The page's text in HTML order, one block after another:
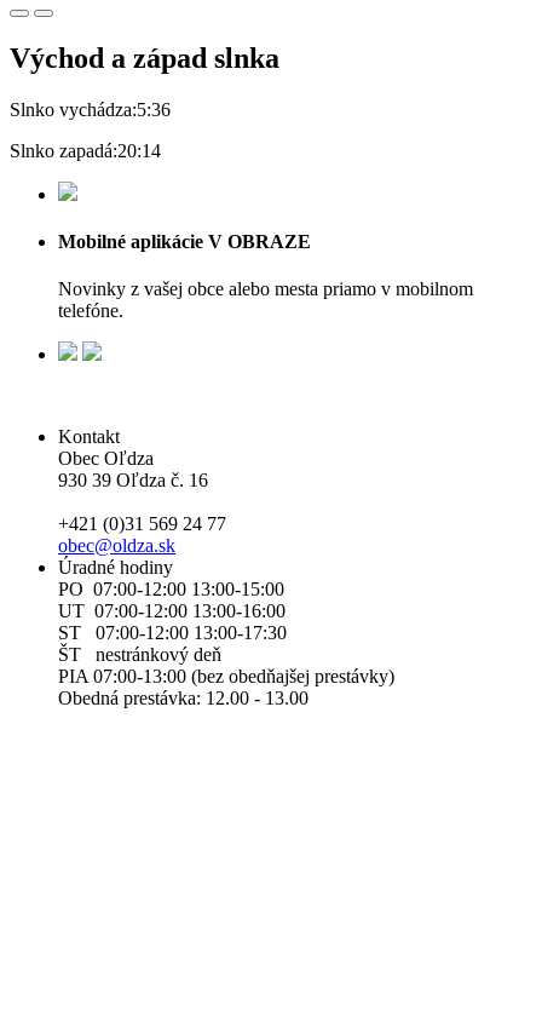
Východ a západ slnka
Slnko vychádza:5:36
Slnko zapadá:20:14
Mobilné aplikácie V OBRAZE
Novinky z vašej obce alebo mesta priamo v mobilnom
telefóne.
Kontakt
Obec Oľdza
930 39 Oľdza č. 16
+421 (0)31 569 24 77
obec@oldza.sk
Úradné hodiny
PO 07:00-12:00 13:00-15:00
UT 07:00-12:00 13:00-16:00
ST 07:00-12:00 13:00-17:30
ŠT nestránkový deň
PIA 07:00-13:00 (bez obedňajšej prestávky)
Obedná prestávka: 12.00 - 13.00